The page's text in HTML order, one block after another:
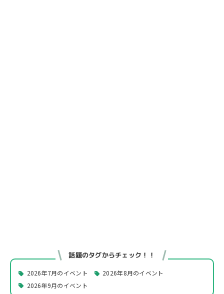
話題のタグからチェック！！
2026年7月のイベント
2026年8月のイベント
2026年9月のイベント